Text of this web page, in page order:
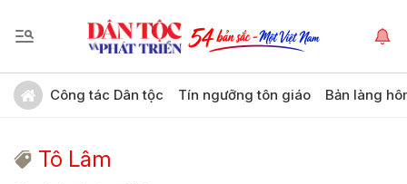
Công tác Dân tộc Tín ngưỡng tôn giáo Bản làng
Tô Lâm